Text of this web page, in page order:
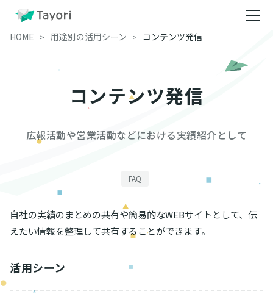
HOME 用途別の活用シーン コンテンツ発信
コンテンツ発信
広報活動や営業活動などにおける実績紹介として
FAQ
自社の実績のまとめの共有や簡易的なWEBサイトとして、伝
えたい情報を整理して共有することができます。
活用シーン